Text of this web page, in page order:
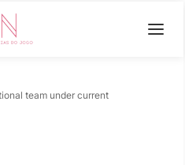
team under current